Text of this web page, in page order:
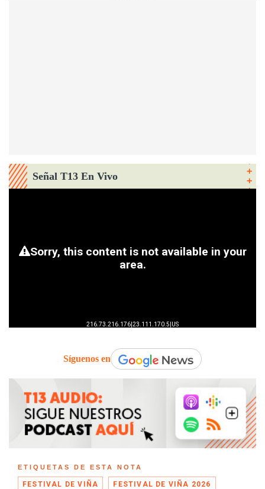
Señal T13 En Vivo
Síguenos en
ETIQUETAS DE ESTA NOTA
FESTIVAL DE VIÑA FESTIVAL DE VIÑA 2026